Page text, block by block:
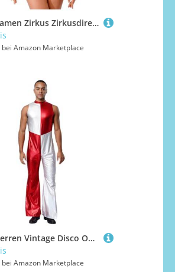
dPois Damen Zirkus Zirkusdirektor Kostüm Glitzer Bodysuit Einteiler Body Leotard mit Handschuhe Mottoparty Fasching Karneval Kostüm Königsblau 3XL
Amazon Marketplace
dPois Herren Vintage Disco Outfit Glänzend Jumpsuit Lang Overall Playsuit Ärmellos mit Schlaghose Mottoparty Fasching Kostüm Rot XL
Amazon Marketplace